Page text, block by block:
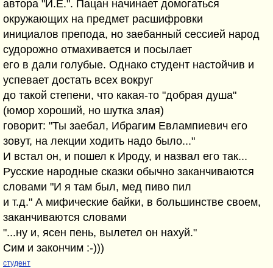
автора "И.Е.". Пацан начинает домогаться
окружающих на предмет расшифровки
инициалов препода, но заебанный сессией народ
судорожно отмахивается и посылает
его в дали голубые. Однако студент настойчив и
успевает достать всех вокруг
до такой степени, что какая-то "добрая душа"
(юмор хороший, но шутка злая)
говорит: "Ты заебал, Ибрагим Евлампиевич его
зовут, на лекции ходить надо было..."
И встал он, и пошел к Ироду, и назвал его так...
Русские народные сказки обычно заканчиваются
словами "И я там был, мед пиво пил
и т.д." А мифические байки, в большинстве своем,
заканчиваются словами
"...ну и, ясен пень, вылетел он нахуй."
Сим и закончим :-)))
студент